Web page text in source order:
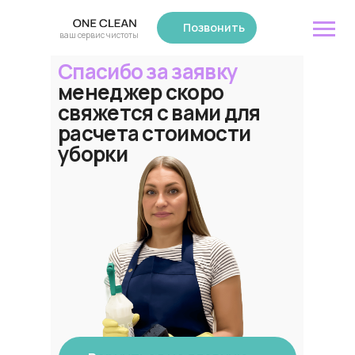
ваш сервис чистоты Позвонить
Спасибо за заявку
менеджер скоро
свяжется с вами для
расчета стоимости
уборки